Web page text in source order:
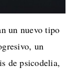
un nuevo tipo
un
de psicodelia,